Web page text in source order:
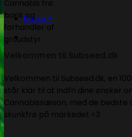
Kasse +
Velkommen til Subseed.dk, en
står klar til at indfri dine ønsker
Cannabissæson, med de bedste
skunkfrø på markedet <3